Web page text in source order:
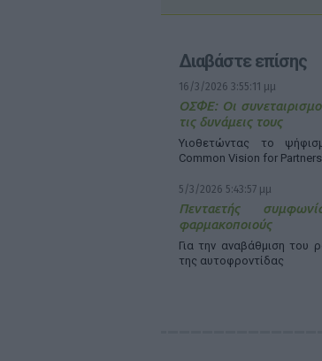
Διαβάστε επίσης
16/3/2026 3:55:11 μμ
ΟΣΦΕ: Οι
τις δυνάμεις τους
Υιοθετώντας το
Common Vision for
5/3/2026 5:43:57 μμ
Πενταετής
φαρμακοποιούς
Για την αναβάθμιση του
της αυτοφροντίδας